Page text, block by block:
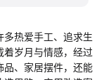
热爱手工、追求生
岁月与情感，经过
品、家居摆件，还能